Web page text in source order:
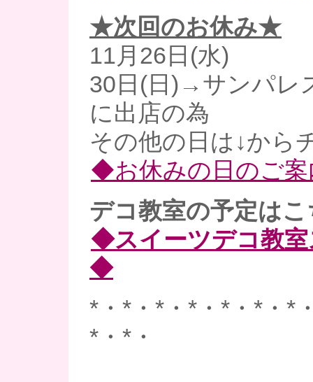
★次回のお休み★
11月26日(水)
30日(日)→サンパレ
に出店の為
その他の日は↓から
◆お休みの日のご
デコ教室の予定は
◆スイーツデコ教室
◆
*・*・*・*・*・*・*
*・*・